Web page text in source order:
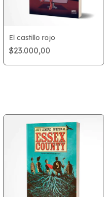
El castillo rojo
$23.000,00